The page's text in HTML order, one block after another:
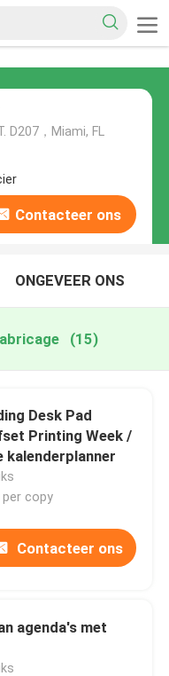
D207，Miami, FL
Contacteer ons
ONGEVEER ONS
(15)
Desk Pad
Printing Week /
kalenderplanner
per copy
Contacteer ons
agenda's met